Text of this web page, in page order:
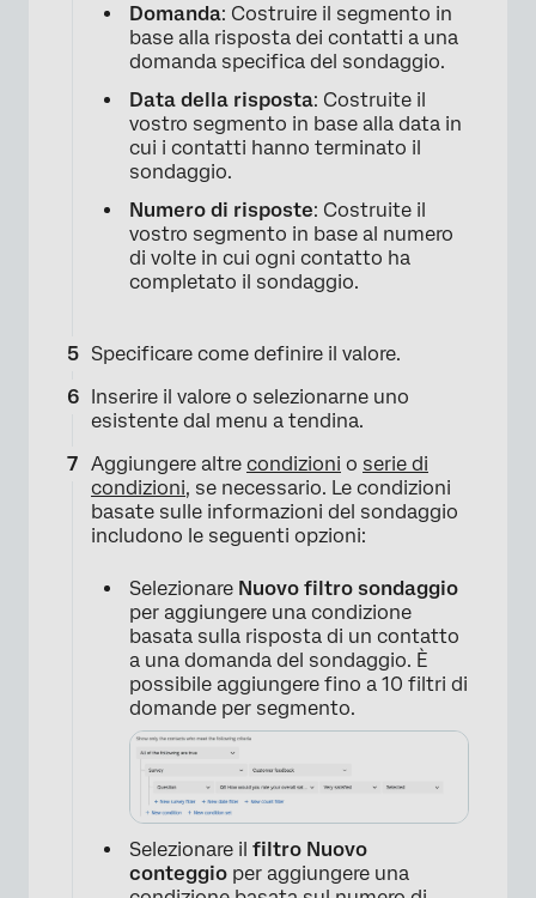
Domanda: Costruire il segmento in
base alla risposta dei contatti a una
domanda specifica del sondaggio.
Data della risposta: Costruite il
vostro segmento in base alla data in
cui i contatti hanno terminato il
sondaggio.
Numero di risposte: Costruite il
vostro segmento in base al numero
di volte in cui ogni contatto ha
completato il sondaggio.
Specificare come definire il valore.
Inserire il valore o selezionarne uno
esistente dal menu a tendina.
Aggiungere altre condizioni o serie di
condizioni, se necessario. Le condizioni
basate sulle informazioni del sondaggio
includono le seguenti opzioni:
Selezionare Nuovo filtro sondaggio
per aggiungere una condizione
basata sulla risposta di un contatto
a una domanda del sondaggio. È
possibile aggiungere fino a 10 filtri di
domande per segmento.
Selezionare il filtro Nuovo
conteggio per aggiungere una